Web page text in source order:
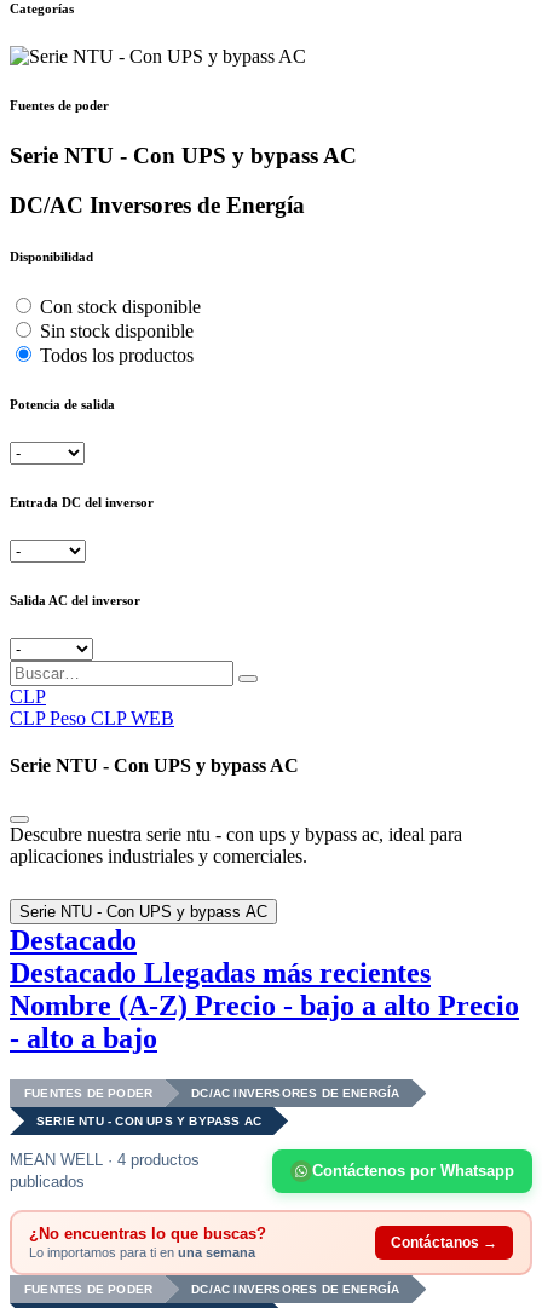
Categorías
Fuentes de poder
Serie NTU - Con UPS y bypass AC
DC/AC Inversores de Energía
Disponibilidad
Con stock disponible
Sin stock disponible
Todos los productos
Potencia de salida
Entrada DC del inversor
Salida AC del inversor
CLP
CLP Peso CLP WEB
Serie NTU - Con UPS y bypass AC
Descubre nuestra serie ntu - con ups y bypass ac, ideal para
aplicaciones industriales y comerciales.
Serie NTU - Con UPS y bypass AC
Destacado
Destacado Llegadas más recientes
Nombre (A-Z) Precio - bajo a alto Precio
- alto a bajo
FUENTES DE PODER DC/AC INVERSORES DE ENERGÍA
SERIE NTU - CON UPS Y BYPASS AC
MEAN WELL · 4 productos
publicados
Contáctenos por Whatsapp
¿No encuentras lo que buscas?
Lo importamos para ti en una semana
Contáctanos →
FUENTES DE PODER DC/AC INVERSORES DE ENERGÍA